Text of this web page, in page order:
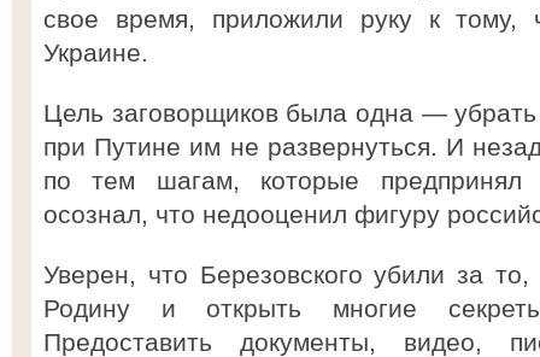
свое время, приложили руку к тому,
Украине.
Цель заговорщиков была одна —
при Путине им не развернуться. И
по тем шагам, которые предпринял
осознал, что недооценил фигуру
Уверен, что Березовского убили за
Родину и открыть многие
Предоставить документы, видео,